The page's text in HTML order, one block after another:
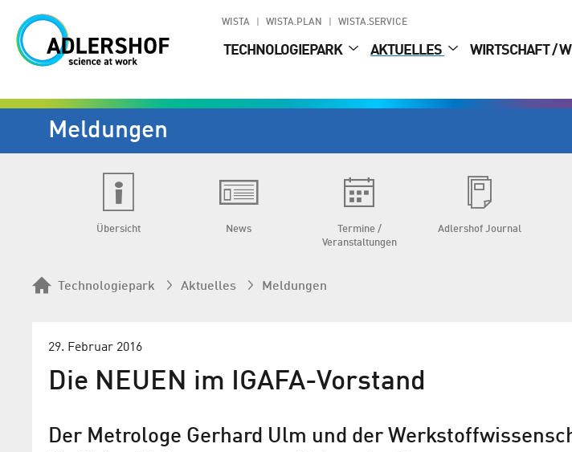
WISTA WISTA.PLAN WISTA.SERVICE
TECHNOLOGIEPARK AKTUELLES WIRTSCHAFT /
Meldungen
Übersicht News
Termine /
Veranstaltungen
Adlershof Journal
Technologiepark Aktuelles Meldungen
29. Februar 2016
Die NEUEN im IGAFA-Vorstand
Der Metrologe Gerhard Ulm und der